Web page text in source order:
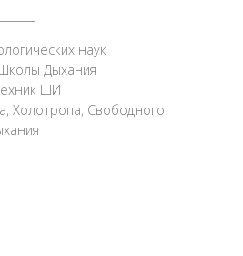
наук
Дыхания
ШИ
Холотропа, Свободного